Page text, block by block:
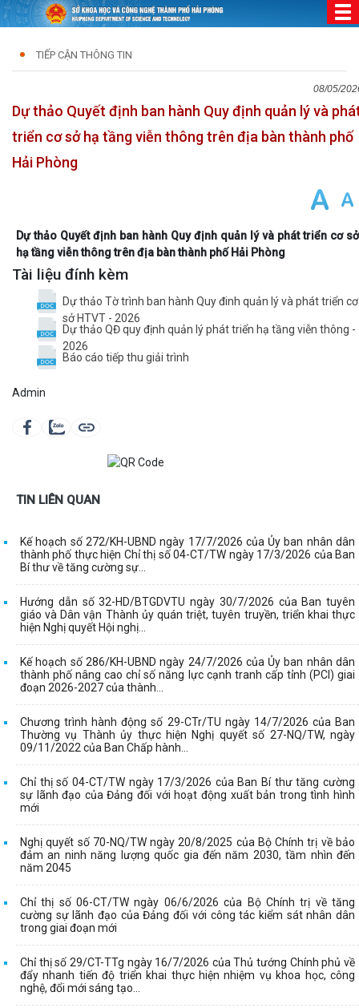
TIẾP CẬN THÔNG TIN
08/05/
Dự thảo Quyết định ban hành Quy định quản lý và
triển cơ sở hạ tầng viễn thông trên địa bàn thành phố
Hải Phòng
Dự thảo Quyết định ban hành Quy định quản lý và phát triển cơ sở
hạ tầng viễn thông trên địa bàn thành phố Hải Phòng
Tài liệu đính kèm
Dự thảo Tờ trình ban hành Quy đinh quản lý và phát triển cơ
sở HTVT - 2026
Dự thảo QĐ quy định quản lý phát triển hạ tầng viễn thông -
2026
Báo cáo tiếp thu giải trình
Admin
TIN LIÊN QUAN
Kế hoạch số 272/KH-UBND ngày 17/7/2026 của Ủy ban nhân dân
thành phố thực hiện Chỉ thị số 04-CT/TW ngày 17/3/2026 của Ban
Bí thư về tăng cường sự...
Hướng dẫn số 32-HD/BTGDVTU ngày 30/7/2026 của Ban tuyên
giáo và Dân vận Thành ủy quán triệt, tuyên truyền, triển khai thực
hiện Nghị quyết Hội nghị...
Kế hoạch số 286/KH-UBND ngày 24/7/2026 của Ủy ban nhân dân
thành phố nâng cao chỉ số năng lực cạnh tranh cấp tỉnh (PCI) giai
đoạn 2026-2027 của thành...
Chương trình hành động số 29-CTr/TU ngày 14/7/2026 của Ban
Thường vụ Thành ủy thực hiện Nghị quyết số 27-NQ/TW, ngày
09/11/2022 của Ban Chấp hành...
Chỉ thị số 04-CT/TW ngày 17/3/2026 của Ban Bí thư tăng cường
sự lãnh đạo của Đảng đối với hoạt động xuất bản trong tình hình
mới
Nghị quyết số 70-NQ/TW ngày 20/8/2025 của Bộ Chính trị về bảo
đảm an ninh năng lượng quốc gia đến năm 2030, tầm nhìn đến
năm 2045
Chỉ thị số 06-CT/TW ngày 06/6/2026 của Bộ Chính trị về tăng
cường sự lãnh đạo của Đảng đối với công tác kiểm sát nhân dân
trong giai đoạn mới
Chỉ thị số 29/CT-TTg ngày 16/7/2026 của Thủ tướng Chính phủ về
đẩy nhanh tiến độ triển khai thực hiện nhiệm vụ khoa học, công
nghệ, đổi mới sáng tạo...